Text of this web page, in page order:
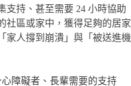
支持、甚至需要 24 小時協助
社區或家中，獲得足夠的居家
家人撐到崩潰」與「被送進機
障礙者、長輩需要的支持